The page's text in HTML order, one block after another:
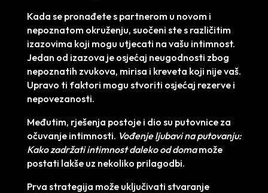
Kada se pronađete s partnerom u novom i
nepoznatom okruženju, suočeni ste s različitim
izazovima koji mogu utjecati na vašu intimnost.
Jedan od izazova je osjećaj neugodnosti zbog
nepoznatih zvukova, mirisa i kreveta koji nije vaš.
Upravo ti faktori mogu stvoriti osjećaj rezerve i
nepovezanosti.
Međutim, rješenja postoje i dio su putovnice za
očuvanje intimnosti. Vođenje ljubavi na putovanju:
Kako zadržati intimnost daleko od domamože
postati lakše uz nekoliko prilagodbi.
Prva strategija može uključivati stvaranje